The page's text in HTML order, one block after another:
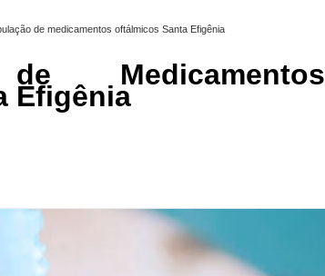
de medicamentos oftálmicos Santa Efigênia
Medicamentos
Efigênia